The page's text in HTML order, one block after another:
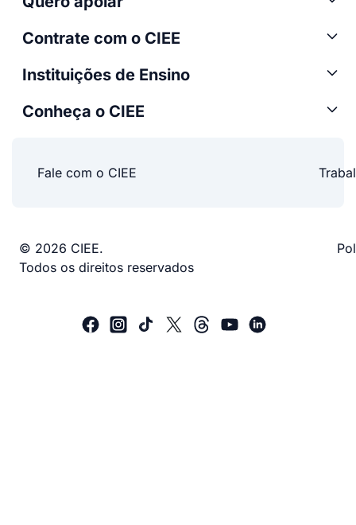
Contrate com o CIEE
Instituições de Ensino
Conheça o CIEE
Fale com o CIEE
© 2026 CIEE.
Todos os direitos reservados